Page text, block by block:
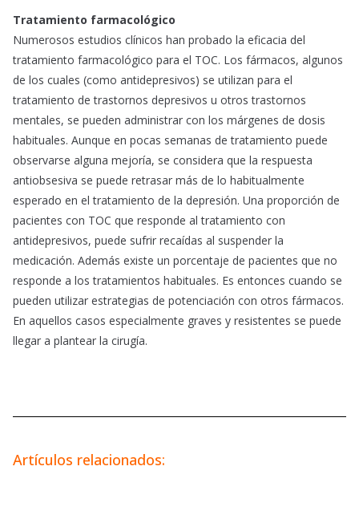
Tratamiento farmacológico
Numerosos estudios clínicos han probado la eficacia del
tratamiento farmacológico para el TOC. Los fármacos, algunos
de los cuales (como antidepresivos) se utilizan para el
tratamiento de trastornos depresivos u otros trastornos
mentales, se pueden administrar con los márgenes de dosis
habituales. Aunque en pocas semanas de tratamiento puede
observarse alguna mejoría, se considera que la respuesta
antiobsesiva se puede retrasar más de lo habitualmente
esperado en el tratamiento de la depresión. Una proporción de
pacientes con TOC que responde al tratamiento con
antidepresivos, puede sufrir recaídas al suspender la
medicación. Además existe un porcentaje de pacientes que no
responde a los tratamientos habituales. Es entonces cuando se
pueden utilizar estrategias de potenciación con otros fármacos.
En aquellos casos especialmente graves y resistentes se puede
llegar a plantear la cirugía.
Artículos relacionados: